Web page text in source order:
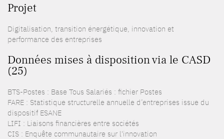
Projet
Digitalisation, transition énergétique, innovation et
performance des entreprises
Données mises à disposition via le CASD
(25)
BTS-Postes : Base Tous Salariés : fichier Postes
FARE : Statistique structurelle annuelle d’entreprises issue du
dispositif ESANE
LIFI : Liaisons financières entre sociétés
CIS : Enquête communautaire sur l'innovation